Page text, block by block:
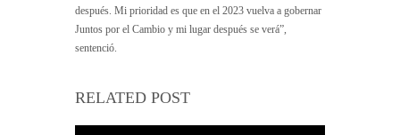
después. Mi prioridad es que en el 2023 vuelva a gobernar
Juntos por el Cambio y mi lugar después se verá”,
sentenció.
RELATED POST